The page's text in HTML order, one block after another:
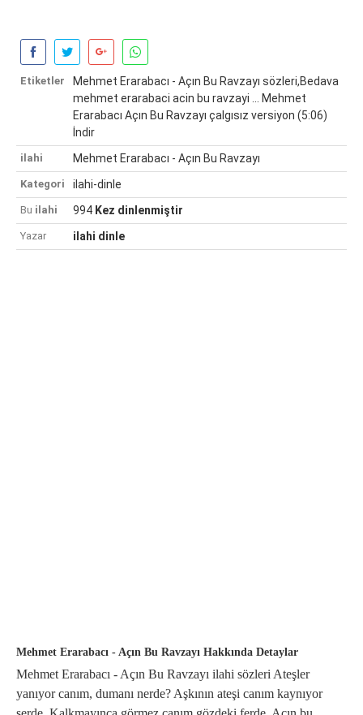
Etiketler
Mehmet Erarabacı - Açın Bu Ravzayı sözleri,Bedava
mehmet erarabaci acin bu ravzayi ... Mehmet
Erarabacı Açın Bu Ravzayı çalgısız versiyon (5:06)
İndir
ilahi Mehmet Erarabacı - Açın Bu Ravzayı
Kategori ilahi-dinle
Bu ilahi 994 Kez dinlenmiştir
Yazar ilahi dinle
Mehmet Erarabacı - Açın Bu Ravzayı Hakkında Detaylar
Mehmet Erarabacı - Açın Bu Ravzayı ilahi sözleri Ateşler
yanıyor canım, dumanı nerde? Aşkının ateşi canım kaynıyor